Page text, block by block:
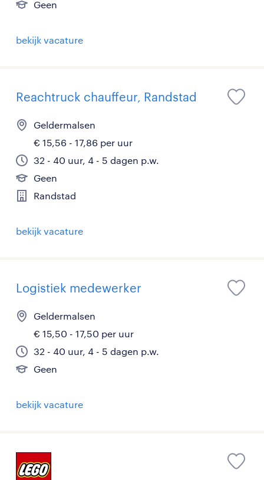
Geen
bekijk vacature
Reachtruck chauffeur, Randstad
Geldermalsen
€ 15,56 - 17,86 per uur
32 - 40 uur, 4 - 5 dagen p.w.
Geen
Randstad
bekijk vacature
Logistiek medewerker
Geldermalsen
€ 15,50 - 17,50 per uur
32 - 40 uur, 4 - 5 dagen p.w.
Geen
bekijk vacature